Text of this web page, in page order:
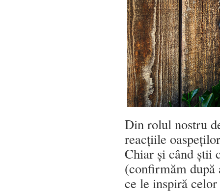
Din rolul nostru
reacțiile
Chiar și când știi
(confirmăm după
ce le inspiră